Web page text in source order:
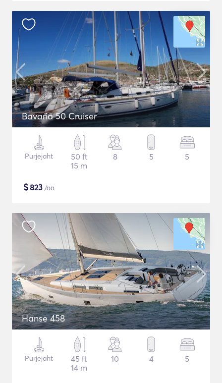
Bavaria 50 Cruiser
Purjejaht
50 ft
15 m
8 5 5
$823 /öö
Hanse 458
Purjejaht
45 ft
14 m
10 4 5